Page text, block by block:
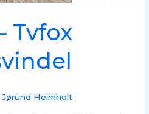
Tvfox
Jørund Heimholt